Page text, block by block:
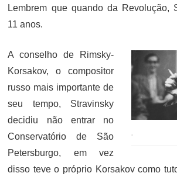
Lembrem que quando da Revolução,
11 anos.
.
A conselho de Rimsky-
Korsakov, o compositor
russo mais importante de
seu tempo, Stravinsky
decidiu não entrar no
Conservatório de São
Petersburgo, em vez
disso teve o próprio Korsakov como